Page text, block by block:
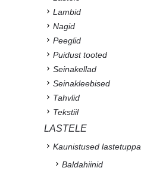
Lambid
Nagid
Peeglid
Puidust tooted
Seinakellad
Seinakleebised
Tahvlid
Tekstiil
LASTELE
Kaunistused lastetuppa
Baldahiinid